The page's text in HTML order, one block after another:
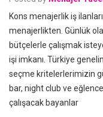
Kons menajerlik iş
menajerlikten. Günlük
bütçelerle çalışmak
işi imkanı. Türkiye
seçme kritelerlerimizin
bar, night club ve
çalışacak bayanlar